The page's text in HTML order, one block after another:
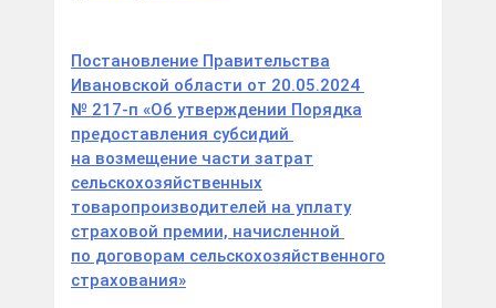
Постановление Правительства
Ивановской области от 20.05.2024
№ 217-п «Об утверждении Порядка
предоставления субсидий
на возмещение части затрат
сельскохозяйственных
товаропроизводителей на уплату
страховой премии, начисленной
по договорам сельскохозяйственного
страхования»